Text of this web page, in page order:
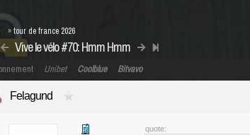
Vive le vélo #70: Hmm Hmm
»tour de france 2026
Unibet Coolblue Bitvavo
Felagund
quote: